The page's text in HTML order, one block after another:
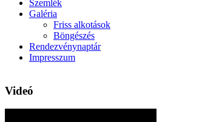
Szemlék
Galéria
Friss alkotások
Böngészés
Rendezvénynaptár
Impresszum
Videó